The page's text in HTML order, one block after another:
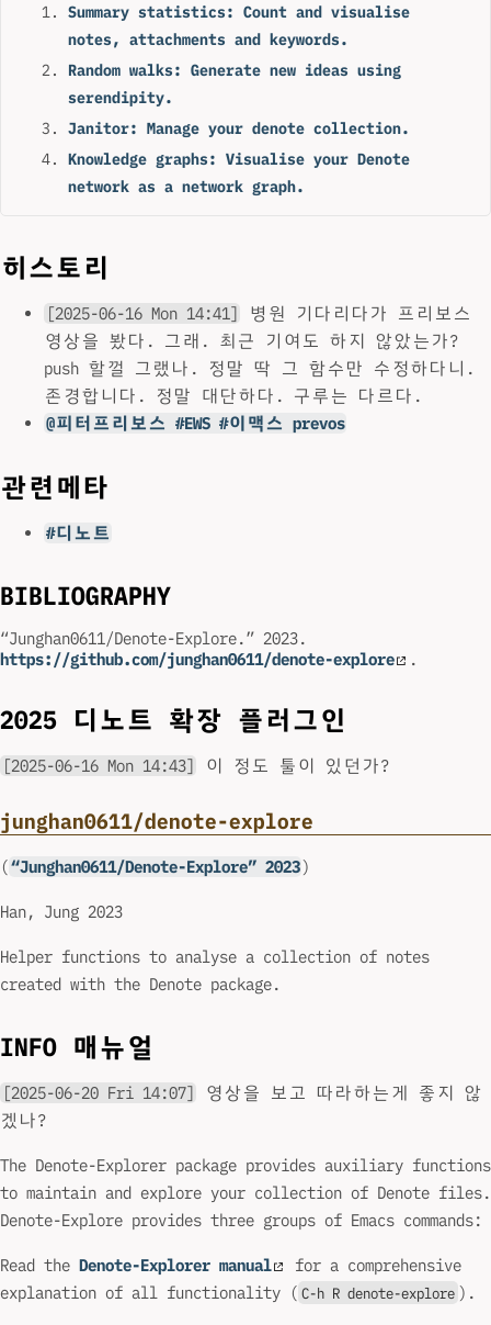
Summary statistics: Count and visualise
notes, attachments and keywords.
Random walks: Generate new ideas using
serendipity.
Janitor: Manage your denote collection.
Knowledge graphs: Visualise your Denote
network as a network graph.
히스토리
[2025-06-16 Mon 14:41]
병원 기다리다가 프리보스
영상을 봤다. 그래. 최근 기여도 하지 않았는가?
push 할껄 그랬나. 정말 딱 그 함수만 수정하다니.
존경합니다. 정말 대단하다. 구루는 다르다.
@피터프리보스 #EWS #이맥스 prevos
관련메타
#디노트
BIBLIOGRAPHY
“Junghan0611/Denote-Explore.” 2023.
https://github.com/junghan0611/denote-explore
.
2025 디노트 확장 플러그인
[2025-06-16 Mon 14:43] 이 정도 툴이 있던가?
junghan0611/denote-explore
(“Junghan0611/Denote-Explore” 2023)
Han, Jung 2023
Helper functions to analyse a collection of notes
created with the Denote package.
INFO 매뉴얼
[2025-06-20 Fri 14:07]
영상을 보고 따라하는게 좋지 않
겠나?
The Denote-Explorer package provides auxiliary functions
to maintain and explore your collection of Denote files.
Denote-Explore provides three groups of Emacs commands:
Read the Denote-Explorer manual
for a comprehensive
explanation of all functionality ( C-h R denote-explore ).